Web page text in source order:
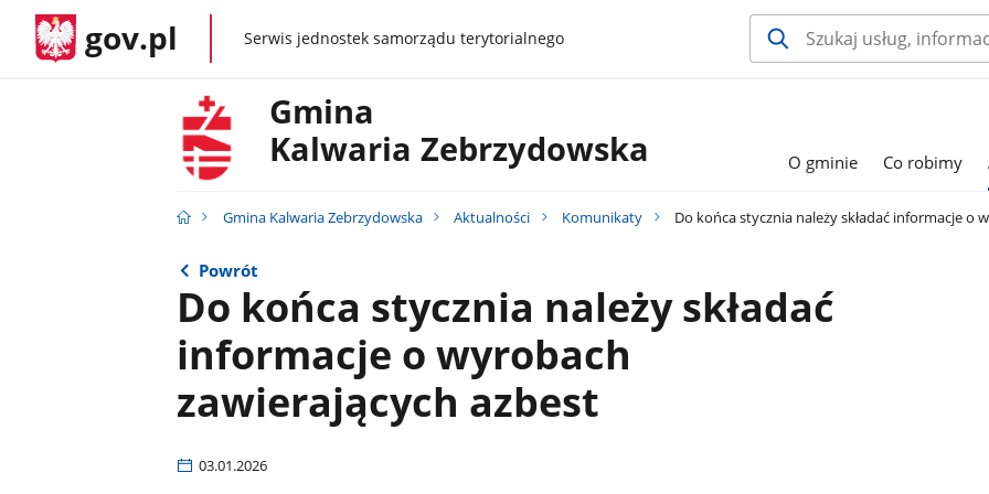
gov.pl gov.plSerwis jednostek samorządu terytorialnego
Gmina
Kalwaria Zebrzydowska
O gminie Co robimy
Gmina Kalwaria Zebrzydowska Aktualności Komunikaty Do końca stycznia należy składać informacje o
Powrót
Do końca stycznia należy składać
informacje o wyrobach
zawierających azbest
03.01.2026